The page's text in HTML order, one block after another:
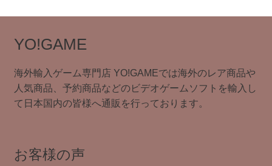
品
商
YO!GAME
海外輸入ゲーム専門店 YO!GAMEでは海外のレア商品や
人気商品、予約商品などのビデオゲームソフトを輸入し
て日本国内の皆様へ通販を行っております。
お客様の声